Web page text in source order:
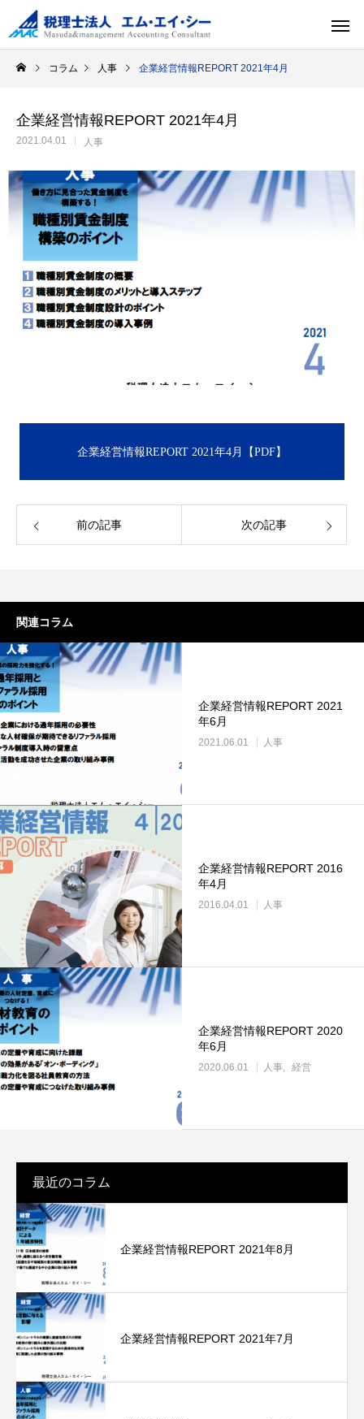
コラム 人事 企業経営情報REPORT 2021年4月
企業経営情報REPORT 2021年4月
2021.04.01 人事
企業経営情報REPORT 2021年4月【PDF】
前の記事 次の記事
関連コラム
企業経営情報REPORT 2021
年6月
2021.06.01 人事
企業経営情報REPORT 2016
年4月
2016.04.01 人事
企業経営情報REPORT 2020
年6月
2020.06.01 人事 経営
最近のコラム
企業経営情報REPORT 2021年8月
企業経営情報REPORT 2021年7月